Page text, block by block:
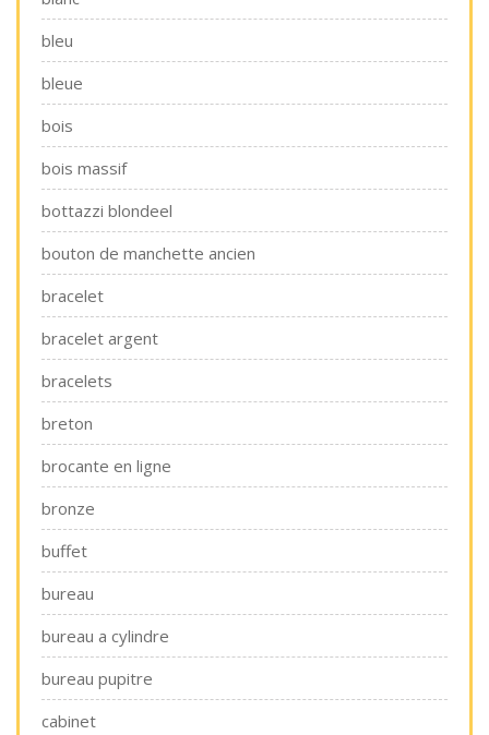
bleu
bleue
bois
bois massif
bottazzi blondeel
bouton de manchette ancien
bracelet
bracelet argent
bracelets
breton
brocante en ligne
bronze
buffet
bureau
bureau a cylindre
bureau pupitre
cabinet